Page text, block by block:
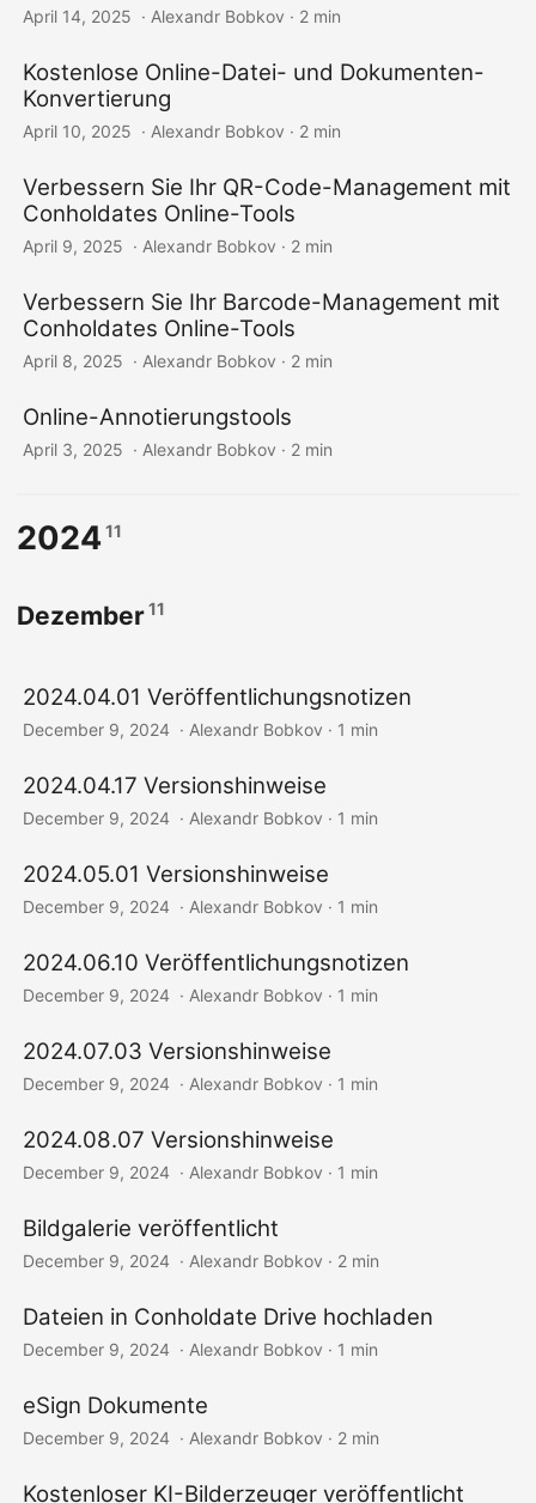
April 14, 2025 ‎ · Alexandr Bobkov · 2 min
Kostenlose Online-Datei- und Dokumenten-
Konvertierung
April 10, 2025 ‎ · Alexandr Bobkov · 2 min
Verbessern Sie Ihr QR-Code-Management mit
Conholdates Online-Tools
April 9, 2025 ‎ · Alexandr Bobkov · 2 min
Verbessern Sie Ihr Barcode-Management mit
Conholdates Online-Tools
April 8, 2025 ‎ · Alexandr Bobkov · 2 min
Online-Annotierungstools
April 3, 2025 ‎ · Alexandr Bobkov · 2 min
2024 11
Dezember11
2024.04.01 Veröffentlichungsnotizen
December 9, 2024 ‎ · Alexandr Bobkov · 1 min
2024.04.17 Versionshinweise
December 9, 2024 ‎ · Alexandr Bobkov · 1 min
2024.05.01 Versionshinweise
December 9, 2024 ‎ · Alexandr Bobkov · 1 min
2024.06.10 Veröffentlichungsnotizen
December 9, 2024 ‎ · Alexandr Bobkov · 1 min
2024.07.03 Versionshinweise
December 9, 2024 ‎ · Alexandr Bobkov · 1 min
2024.08.07 Versionshinweise
December 9, 2024 ‎ · Alexandr Bobkov · 1 min
Bildgalerie veröffentlicht
December 9, 2024 ‎ · Alexandr Bobkov · 2 min
Dateien in Conholdate Drive hochladen
December 9, 2024 ‎ · Alexandr Bobkov · 1 min
eSign Dokumente
December 9, 2024 ‎ · Alexandr Bobkov · 2 min
Kostenloser KI-Bilderzeuger veröffentlicht